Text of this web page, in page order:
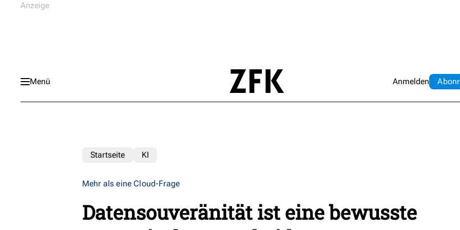
Menü Anmelden Abo
Startseite KI
Mehr als eine Cloud-Frage
Datensouveränität ist eine bewusste